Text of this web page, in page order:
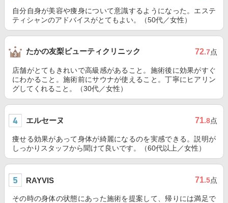
自分自身が美容や痩身について意識するようになった。エステ
ティシャンのアドバイスがとてもよい。（50代／女性）
たかの友梨ビューティクリニック 72.7点
店舗がとてもきれいで高級感があること。施術後に効果がすぐ
にわかること。施術前にサウナが使えること。丁寧にヒアリン
グしてくれること。（30代／女性）
エルセーヌ 71.8点
痩せる効果があって身体が綺麗になるのを実感できる。説明が
しっかりスタッフから聞けて良いです。（60代以上／女性）
RAYVIS 71.5点
その時の身体の状態にあった施術を提案して、帰りには満足で